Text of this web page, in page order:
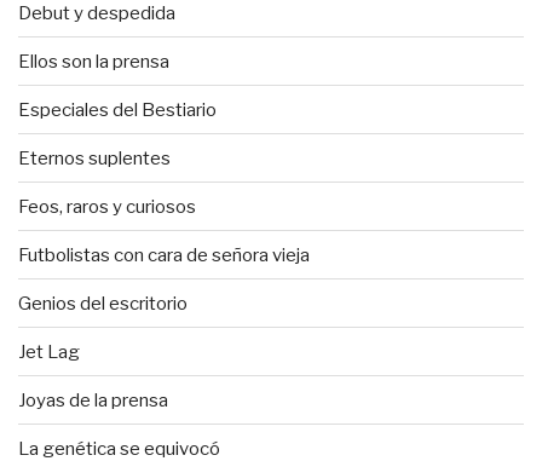
Debut y despedida
Ellos son la prensa
Especiales del Bestiario
Eternos suplentes
Feos, raros y curiosos
Futbolistas con cara de señora vieja
Genios del escritorio
Jet Lag
Joyas de la prensa
La genética se equivocó